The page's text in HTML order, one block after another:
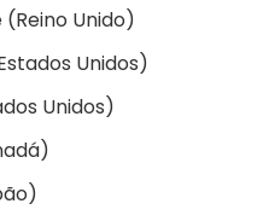
Unido)
Unidos)
Unidos)